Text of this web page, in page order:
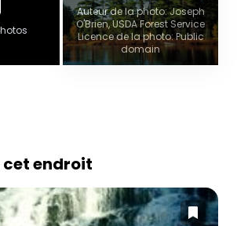
Auteur de la photo: Joseph
O'Brien, USDA Forest Service
Licence de la photo: Public
domain
endroit